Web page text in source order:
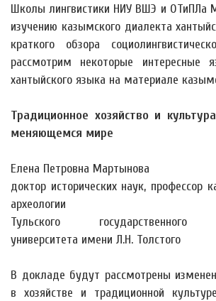
Школы лингвистики НИУ ВШЭ и ОТиПЛа
изучению казымского диалекта
краткого обзора
рассмотрим некоторые интересные
хантыйского языка на материале
Традиционное хозяйство и
меняющемся мире
Елена Петровна Мартынова
доктор исторических наук, профессор
археологии
Тульского государственного
университета имени Л.Н. Толстого
В докладе будут рассмотрены
в хозяйстве и традиционной